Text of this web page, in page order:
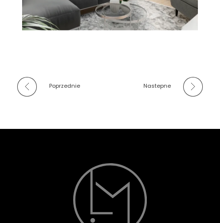
Poprzednie Nastepne